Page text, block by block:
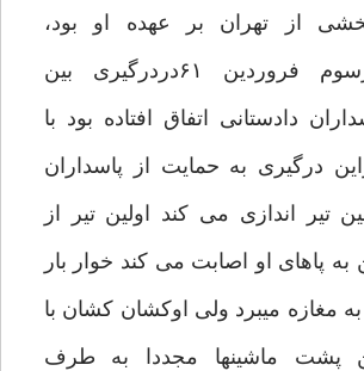
از تهران بر عهده او بود،
سرانجام درسوم فروردین ۶۱دردرگیری بین
دادستانی اتفاق افتاده بود با
درگیری به حمایت از پاسداران
تیر اندازی می کند اولین تیر از
به پاهای او اصابت می کند خوار بار
مغازه میبرد ولی اوکشان کشان با
پشت ماشینها مجددا به طرف